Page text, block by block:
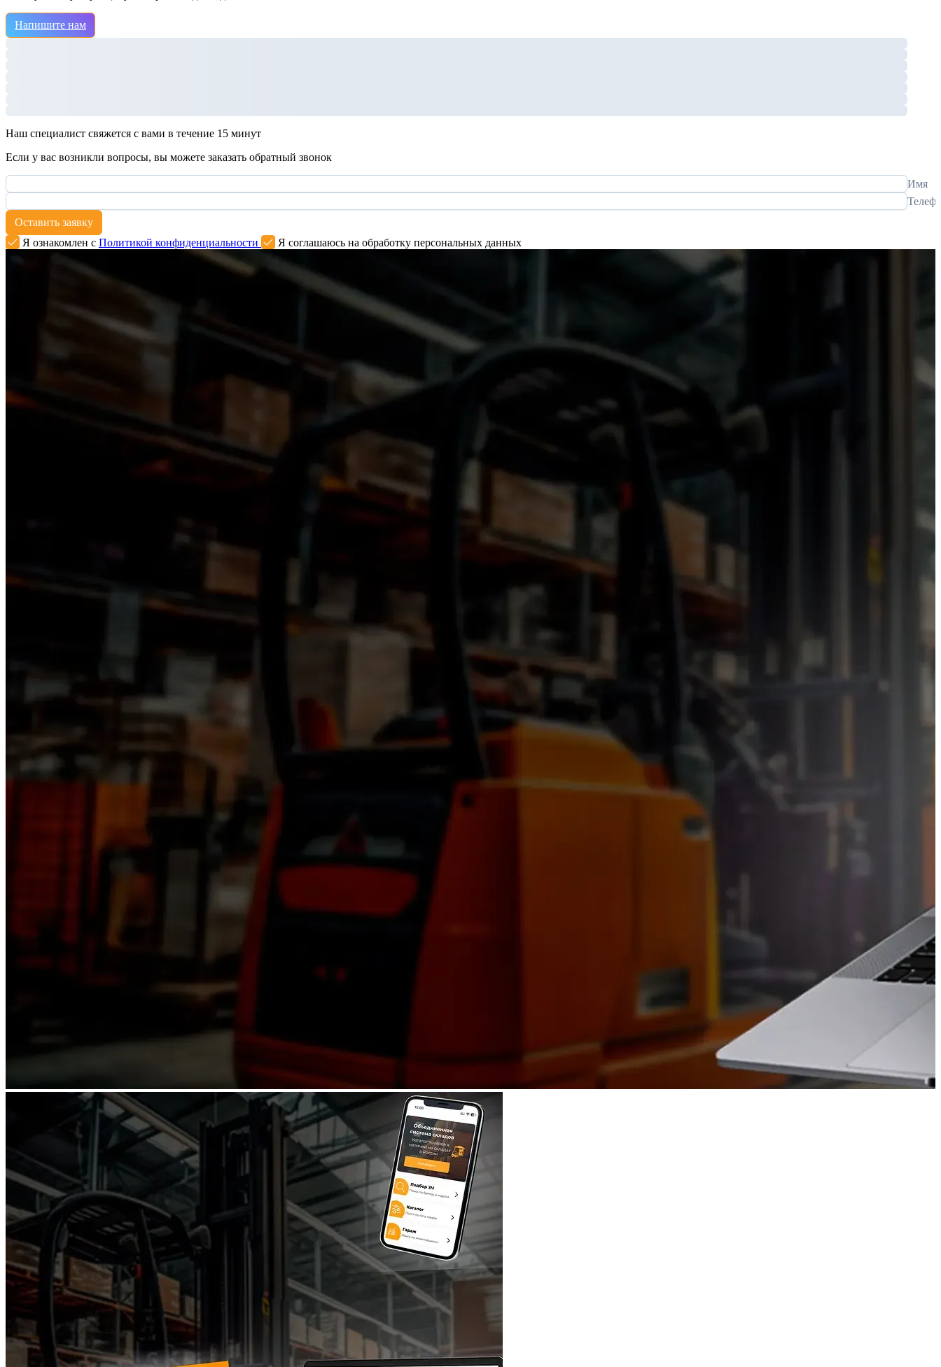
Напишите нам
Наш специалист свяжется с вами в течение 15 минут
Если у вас возникли вопросы, вы можете заказать обратный звонок
Имя
Оставить заявку
Я ознакомлен с Политикой конфиденциальности Я соглашаюсь на обработку персональных данных